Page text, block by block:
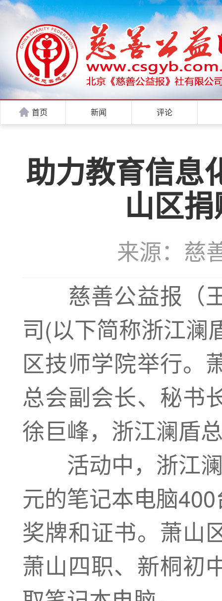
首页 新闻 评论
助力教育信息
山区
来源：慈
慈善公益报（王
司(以下简称浙江澜
区技师学院举行。
总会副会长、秘书
徐巨峰，浙江澜盾
活动中，浙江澜
元的笔记本电脑
奖牌和证书。萧山
萧山四职、新桐初